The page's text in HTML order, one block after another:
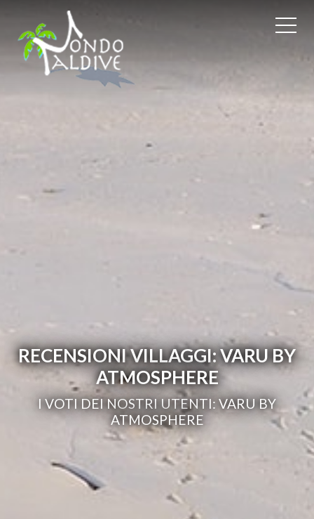
RECENSIONI VILLAGGI: VARU BY
ATMOSPHERE
I VOTI DEI NOSTRI UTENTI: VARU BY
ATMOSPHERE